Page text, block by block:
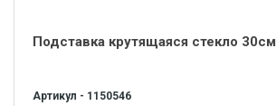
Подставка крутящаяся стекло 30см
Артикул - 1150546